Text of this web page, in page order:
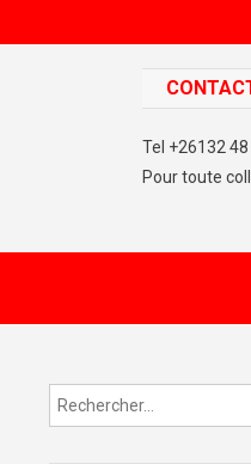
Tel +26132
Pour toute